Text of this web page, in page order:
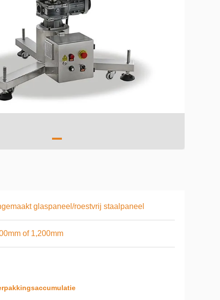
glaspaneel/roestvrij staalpaneel
of 1,200mm